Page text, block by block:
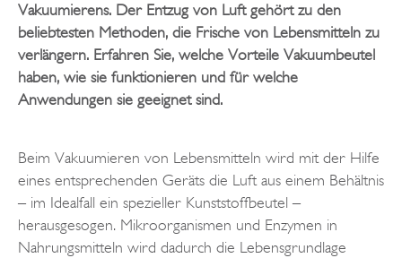
Vakuumierens. Der Entzug von Luft gehört zu den
beliebtesten Methoden, die Frische von Lebensmitteln zu
verlängern. Erfahren Sie, welche Vorteile Vakuumbeutel
haben, wie sie funktionieren und für welche
Anwendungen sie geeignet sind.
Beim Vakuumieren von Lebensmitteln wird mit der Hilfe
eines entsprechenden Geräts die Luft aus einem Behältnis
– im Idealfall ein spezieller Kunststoffbeutel –
herausgesogen. Mikroorganismen und Enzymen in
Nahrungsmitteln wird dadurch die Lebensgrundlage